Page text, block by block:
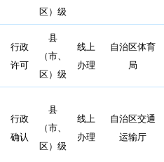
区）级
行政
许可
县
（市、
区）级
线上
办理
自治区体育
局
行政
确认
县
（市、
区）级
线上
办理
自治区交通
运输厅